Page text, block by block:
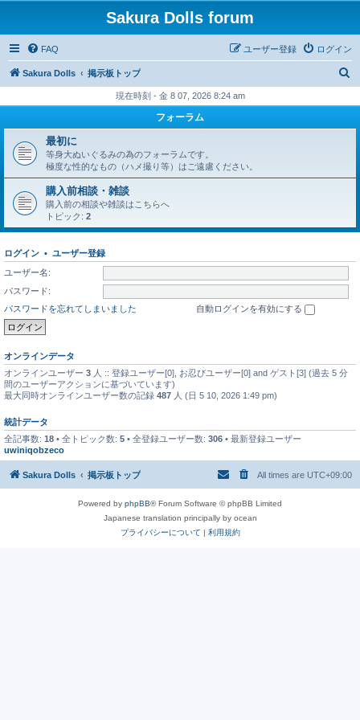
Sakura Dolls forum
FAQ ログイン
ユーザー登録
Sakura Dolls 掲示板トップ
現在時刻 - 金 8 07, 2026 8:24 am
フォーラム
最初に
等身大ぬいぐるみの為のフォーラムです。
極度な性的なもの（ハメ撮り等）はご遠慮ください。
購入前相談・雑談
購入前の相談や雑談はこちらへ
トピック: 2
ログイン • ユーザー登録
ユーザー名:
パスワード:
パスワードを忘れてしまいました
自動ログインを有効にする
オンラインデータ
オンラインユーザー 3 人 :: 登録ユーザー[0], お忍びユーザー[0] and ゲスト[3] (過去 5 分
間のユーザーアクションに基づいています)
最大同時オンラインユーザー数の記録 487 人 (日 5 10, 2026 1:49 pm)
統計データ
全記事数: 18 • 全トピック数: 5 • 全登録ユーザー数: 306 • 最新登録ユーザー
uwiniqobzeco
Sakura Dolls 掲示板トップ All times are UTC+09:00
Powered by phpBB® Forum Software © phpBB Limited
Japanese translation principally by ocean
プライバシーについて | 利用規約